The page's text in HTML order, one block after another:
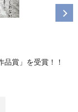
品賞」を受賞！！
Next